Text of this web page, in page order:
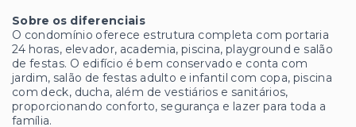
Sobre os diferenciais
O condomínio oferece estrutura completa com portaria
24 horas, elevador, academia, piscina, playground e salão
de festas. O edifício é bem conservado e conta com
jardim, salão de festas adulto e infantil com copa, piscina
com deck, ducha, além de vestiários e sanitários,
proporcionando conforto, segurança e lazer para toda a
família.